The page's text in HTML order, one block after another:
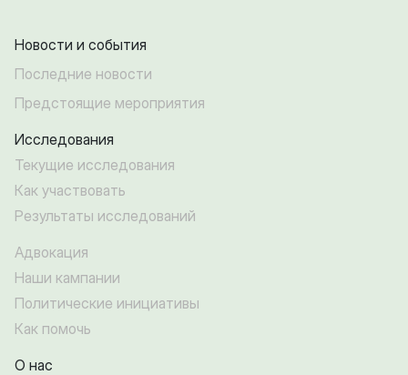
Новости и события
Последние новости
Предстоящие мероприятия
Исследования
Текущие исследования
Как участвовать
Результаты исследований
Адвокация
Наши кампании
Политические инициативы
Как помочь
О нас